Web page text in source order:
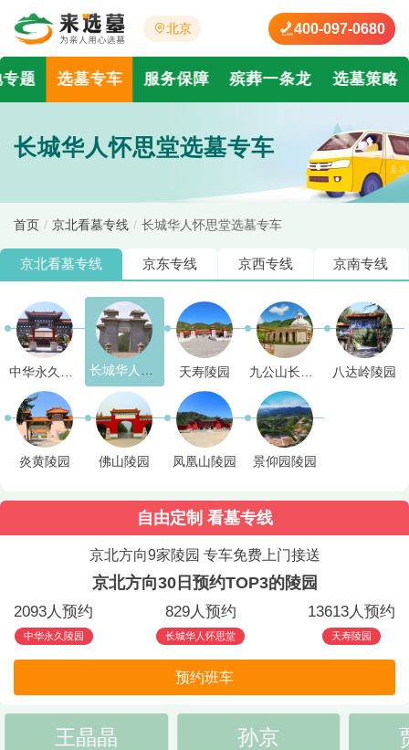
北京 400-097-0680
题 选墓专车 服务保障 殡葬一条龙 选墓策略
长城华人怀思堂选墓专车
首页 京北看墓专线 长城华人怀思堂选墓专车
京北看墓专线 京东专线 京西专线 京南专线
天寿陵园 八达岭陵园
炎黄陵园 佛山陵园 凤凰山陵园 景仰园陵园
自由定制 看墓专线
京北方向9家陵园 专车免费上门接送
京北方向30日预约TOP3的陵园
中华永久陵园
2093人预约
长城华人怀思堂
829人预约
天寿陵园
13613人预约
预约班车
王晶晶 孙京